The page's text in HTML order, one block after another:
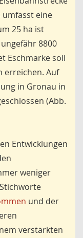
umfasst eine
25 ha ist
8800
Eschmarke soll
erreichen. Auf
in Gronau in
(Abb.
Entwicklungen
weniger
und der
verstärkten